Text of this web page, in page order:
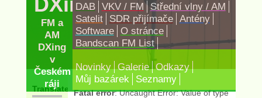
FM a
AM
DXing
v
Českém
ráji
DAB VKV / FM Střední vlny / AM
Satelit
SDR přijímače Antény
Software
O stránce
Bandscan FM List
Novinky Galerie Odkazy
Můj bazárek
Seznamy
Translate Fatal error: Uncaught Error: Value of type